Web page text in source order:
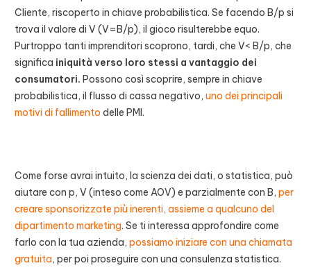
Cliente, riscoperto in chiave probabilistica. Se facendo B/p si
trova il valore di V (V=B/p), il gioco risulterebbe equo.
Purtroppo tanti imprenditori scoprono, tardi, che V< B/p, che
significa iniquità verso loro stessi a vantaggio dei
consumatori.Possono così scoprire, sempre in chiave
probabilistica, il flusso di cassa negativo,uno dei principali
motivi di fallimento delle PMI.
Come forse avrai intuito, la scienza dei dati, o statistica, può
aiutare con p, V (inteso come AOV) e parzialmente con B,per
creare sponsorizzate più inerenti, assieme a qualcuno del
dipartimento marketing. Se ti interessa approfondire come
farlo con la tua azienda, possiamo iniziare con una chiamata
gratuita, per poi proseguire con una consulenza statistica.